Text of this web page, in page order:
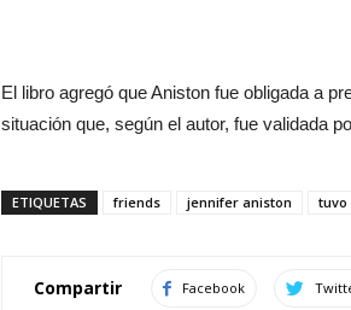
El libro agregó que Aniston fue obligada a
situación que, según el autor, fue validada
ETIQUETAS friends jennifer aniston tuvo
Compartir Facebook